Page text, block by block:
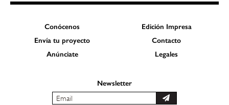
Conócenos
Edición Impresa
Envía tu proyecto
Contacto
Anúnciate
Legales
Newsletter